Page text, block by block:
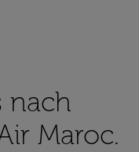
nach
Maroc.